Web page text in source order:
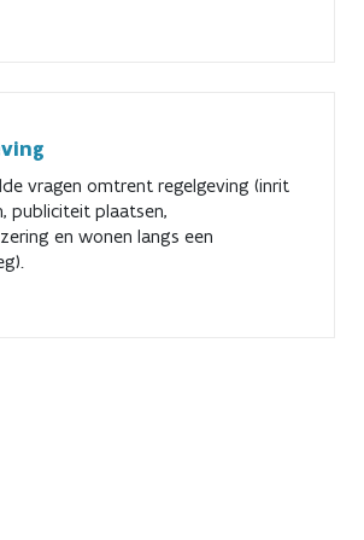
vragen omtrent regelgeving (inrit
publiciteit plaatsen,
en wonen langs een